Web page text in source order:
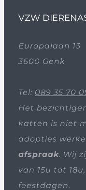
VZW
Europalaan 13
3600 Genk
Tel: 089 35 70
Het
katten is niet
adopties
afspraak. Wij
van 15u tot
feestdagen.